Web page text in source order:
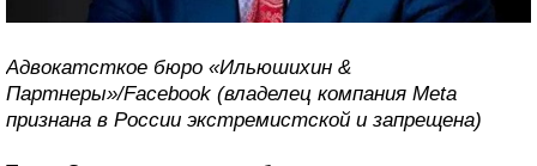
Адвокатсткое бюро «Ильюшихин &
Партнеры»/Facebook (владелец компания Meta
признана в России экстремистской и запрещена)